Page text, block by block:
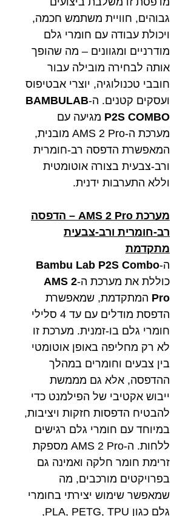
גבוהים, חוויית משתמש חכמה,
ויכולת עבודה עם חומרי גלם
מודרניים ומגוונים – מה שהופך
אותה לבחירה מובילה עבור
חובבי טכנולוגיה, יוצרי אבטיפוס
ועסקים קטנים. ה-BAMBULAB
P2S COMBO מגיעה עם
מערכת ה-AMS 2 Pro מובנית,
המאפשרת הדפסה רב-חומרית
ורב-צבעית בצורה אוטומטית
וללא התערבות ידנית.
מערכת AMS 2 Pro – הדפסה
רב-חומרית ורב-צבעית
מתקדמת
ה-Bambu Lab P2S Combo
כוללת את מערכת ה-AMS 2
Pro המתקדמת, שמאפשרת
הדפסת מודלים עם עד 4 סלילי
חומרי גלם בו-זמנית. מערכת זו
לא רק מחליפה באופן אוטומטי
בין צבעים וחומרים במהלך
ההדפסה, אלא גם מממשת
ייבוש אקטיבי של הפילמנט כדי
להבטיח הדפסות חזקות ויציבות,
במיוחד עם חומרי גלם רגישים
ללחות. ה-AMS 2 Pro מספקת
זרימת חומר חלקה ואמינה גם
בפרויקטים מורכבים, מה
שמאפשר שימוש יצירתי בחומרי
גלם כגון PLA, PETG, TPU,